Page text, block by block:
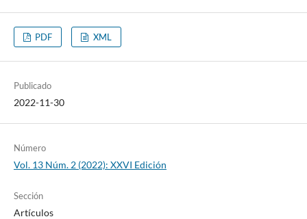
PDF XML
Publicado
2022-11-30
Número
Vol. 13 Núm. 2 (2022): XXVI Edición
Sección
Artículos